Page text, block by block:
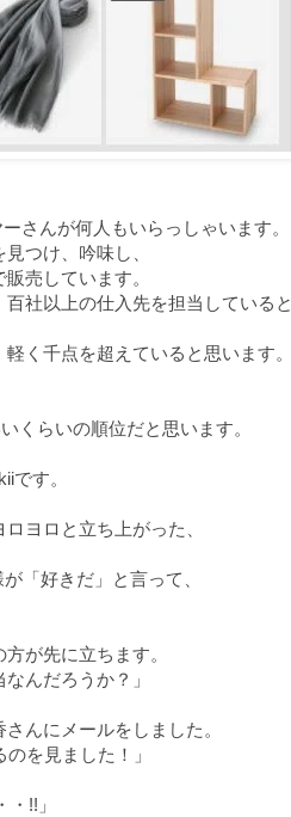
さんが何人もいらっしゃいます。
つけ、吟味し、
売しています。
社以上の仕入先を担当していると
く千点を超えていると思います。
くらいの順位だと思います。
です。
ヨロと立ち上がった、
「好きだ」と言って、
が先に立ちます。
んだろうか？」
んにメールをしました。
を見ました！」
!!」